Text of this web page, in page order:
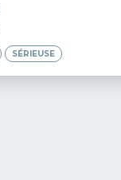
SÉRIEUSE